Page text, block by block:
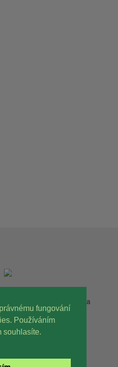
fungování
Používáním
souhlasíte.
životů, o.p.s. Všechna práva